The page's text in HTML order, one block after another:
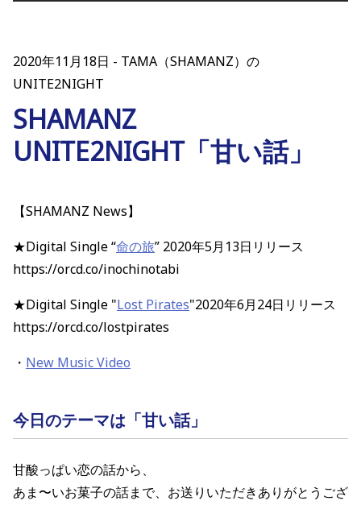
2020年11月18日
TAMA（SHAMANZ）の
UNITE2NIGHT
SHAMANZ
UNITE2NIGHT「甘い話」
【SHAMANZ News】
★Digital Single “命の旅” 2020年5月13日リリース
https://orcd.co/inochinotabi
★Digital Single "Lost Pirates"2020年6月24日リリース
https://orcd.co/lostpirates
・ New Music Video
今日のテーマは「甘い話」
甘酸っぱい恋の話から、
あま〜いお菓子の話まで、お送りいただきありがとうござ